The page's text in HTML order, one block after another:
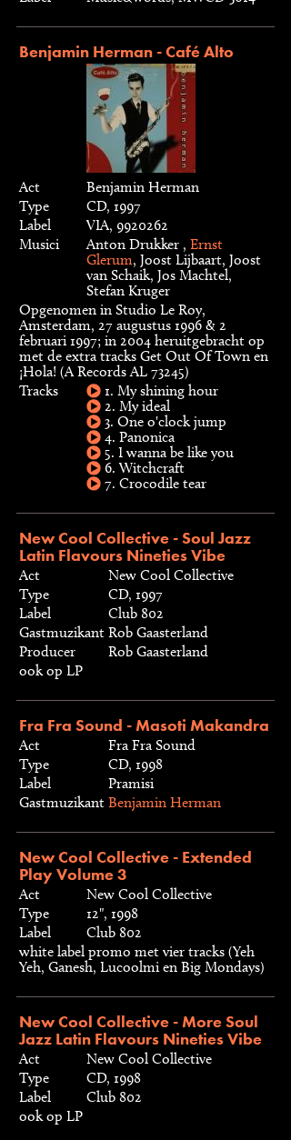
Benjamin Herman - Café Alto
Act
Benjamin Herman
Type
CD, 1997
Label
VIA, 9920262
Musici
Anton Drukker , Ernst
Glerum, Joost Lijbaart, Joost
van Schaik, Jos Machtel,
Stefan Kruger
Opgenomen in Studio Le Roy,
Amsterdam, 27 augustus 1996 & 2
februari 1997; in 2004 heruitgebracht op
met de extra tracks Get Out Of Town en
¡Hola! (A Records AL 73245)
Tracks
1. My shining hour
2. My ideal
3. One o'clock jump
4. Panonica
5. I wanna be like you
6. Witchcraft
7. Crocodile tear
New Cool Collective - Soul Jazz
Latin Flavours Nineties Vibe
Act
New Cool Collective
Type
CD, 1997
Label
Club 802
Gastmuzikant Rob Gaasterland
Producer
Rob Gaasterland
ook op LP
Fra Fra Sound - Masoti Makandra
Act
Fra Fra Sound
Type
CD, 1998
Label
Pramisi
Gastmuzikant Benjamin Herman
New Cool Collective - Extended
Play Volume 3
Act
New Cool Collective
Type
12", 1998
Label
Club 802
white label promo met vier tracks (Yeh
Yeh, Ganesh, Lucoolmi en Big Mondays)
New Cool Collective - More Soul
Jazz Latin Flavours Nineties Vibe
Act
New Cool Collective
Type
CD, 1998
Label
Club 802
ook op LP